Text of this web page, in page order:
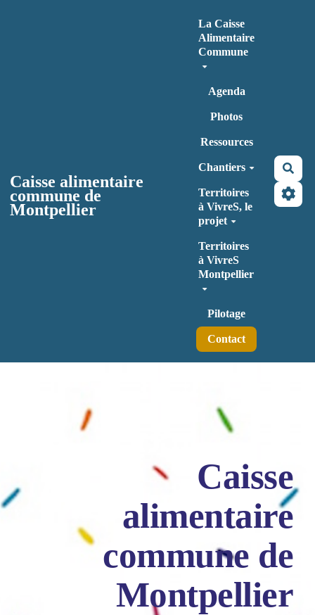
Caisse alimentaire
commune de
Montpellier
La Caisse
Alimentaire
Commune
Agenda
Photos
Ressources
Chantiers
Territoires
à VivreS, le
projet
Territoires
à VivreS
Montpellier
Pilotage
Contact
Caisse
alimentaire
commune de
Montpellier